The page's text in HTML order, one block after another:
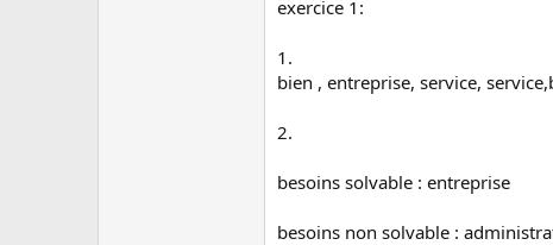
exercice 1:
1.
bien , entreprise, service,
2.
besoins solvable : entreprise
besoins non solvable :